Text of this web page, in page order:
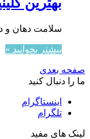
سلامت دهان و
بیشتر بخوانید »
صفحه بعدی
ما را دنبال کنید
اینستاگرام
تلگرام
لینک های مفید